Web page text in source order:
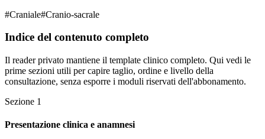
#Craniale#Cranio-sacrale
Indice del contenuto completo
Il reader privato mantiene il template clinico completo. Qui vedi le
prime sezioni utili per capire taglio, ordine e livello della
consultazione, senza esporre i moduli riservati dell'abbonamento.
Sezione 1
Presentazione clinica e anamnesi